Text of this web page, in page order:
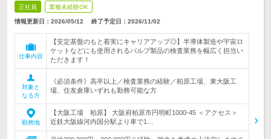
正社員 業種未経験OK
情報更新日：2026/05/12 終了予定日： 2026/11/02
仕事内容
【安定基盤のもと着実にキャリアアップ◎】半導体製造や宇宙ロ
ケットなどにも使用されるバルブ製品の検査業務を幅広く担当い
ただきます！
対象と
なる方
《必須条件》高卒以上／検査業務の経験／柏原工場、東大阪工
場、住友倉庫いずれも勤務可能な方
勤務地
【大阪工場 柏原】 大阪府柏原市円明町1000-45 ＜アクセス＞
近鉄大阪線河内国分駅より車で1…